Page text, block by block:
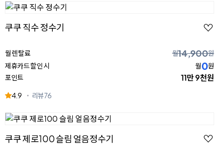
쿠쿠 직수 정수기
월 렌탈료 월14,900원
제휴카드 할인 시
월0원
포인트
11만 9천원
4.9 리뷰76
쿠쿠 제로100 슬림 얼음정수기